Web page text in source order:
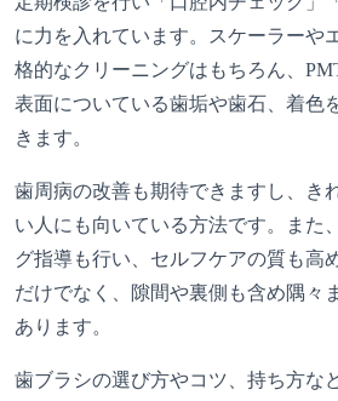
に力を入れています。スケーラーや
格的なクリーニングはもちろん、
表面についている歯垢や歯石、着色
きます。
歯周病の改善も期待できますし、き
い人にも向いている方法です。また
グ指導も行い、セルフケアの質も高
だけでなく、隙間や裏側も含め隅々
あります。
歯ブラシの選び方やコツ、持ち方な